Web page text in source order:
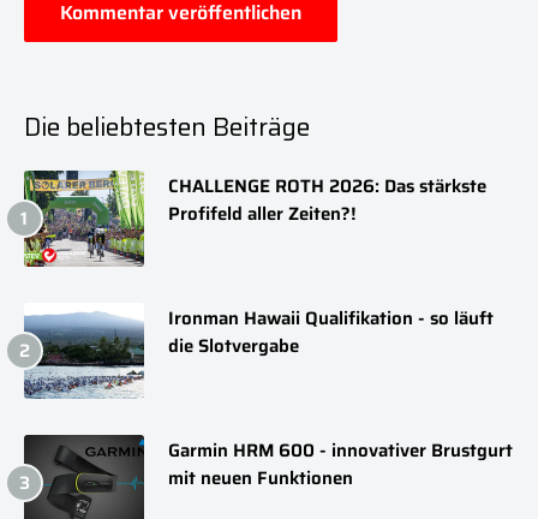
Kommentar veröffentlichen
Die beliebtesten Beiträge
CHALLENGE ROTH 2026: Das stärkste
Profifeld aller Zeiten?!
Ironman Hawaii Qualifikation - so läuft
die Slotvergabe
Garmin HRM 600 - innovativer Brustgurt
mit neuen Funktionen